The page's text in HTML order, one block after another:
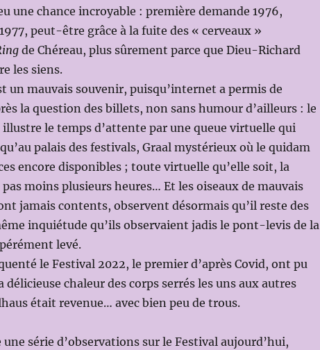
une chance incroyable : première demande 1976,
peut-être grâce à la fuite des « cerveaux »
de Chéreau, plus sûrement parce que Dieu-Richard
les siens.
un mauvais souvenir, puisqu’internet a permis de
la question des billets, non sans humour d’ailleurs : le
le temps d’attente par une queue virtuelle qui
palais des festivals, Graal mystérieux où le quidam
encore disponibles ; toute virtuelle qu’elle soit, la
pas moins plusieurs heures… Et les oiseaux de mauvais
jamais contents, observent désormais qu’il reste des
inquiétude qu’ils observaient jadis le pont-levis de la
levé.
le Festival 2022, le premier d’après Covid, ont pu
délicieuse chaleur des corps serrés les uns aux autres
était revenue… avec bien peu de trous.
série d’observations sur le Festival aujourd’hui,